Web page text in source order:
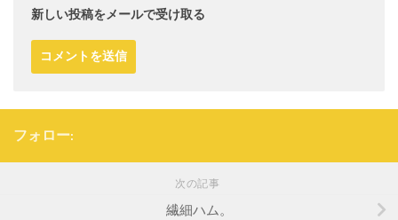
新しい投稿をメールで受け取る
フォロー:
次の記事
繊細ハム。